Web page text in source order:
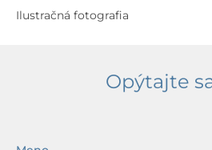
Ilustračná fotografia
Opýtajte